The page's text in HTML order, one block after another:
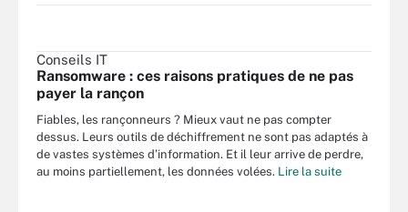
Conseils IT
Ransomware : ces raisons pratiques de ne pas
payer la rançon
Fiables, les rançonneurs ? Mieux vaut ne pas compter
dessus. Leurs outils de déchiffrement ne sont pas adaptés à
de vastes systèmes d’information. Et il leur arrive de perdre,
au moins partiellement, les données volées. Lire la suite